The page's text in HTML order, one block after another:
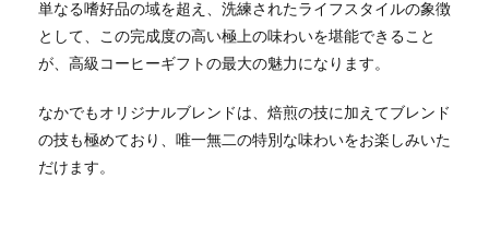
単なる嗜好品の域を超え、洗練されたライフスタイルの象徴
として、この完成度の高い極上の味わいを堪能できること
が、高級コーヒーギフトの最大の魅力になります。
なかでもオリジナルブレンドは、焙煎の技に加えてブレンド
の技も極めており、唯一無二の特別な味わいをお楽しみいた
だけます。